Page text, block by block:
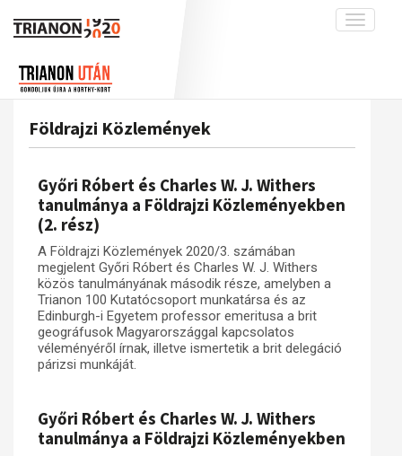
Toggle
interpretációk
A békerendszer megszilárdulása
Munkatársaink
Galéria
Emlékművek (feltöltés alatt)
Menekültek
Visszhang
Publikációk
Kapcsolat
Trianon-kommentár
Műhelymunkák
Földrajzi Közlemények
Győri Róbert és Charles W. J. Withers
tanulmánya a Földrajzi Közleményekben
(2. rész)
A Földrajzi Közlemények 2020/3. számában
megjelent Győri Róbert és Charles W. J. Withers
közös tanulmányának második része, amelyben a
Trianon 100 Kutatócsoport munkatársa és az
Edinburgh-i Egyetem professor emeritusa a brit
geográfusok Magyarországgal kapcsolatos
véleményéről írnak, illetve ismertetik a brit delegáció
párizsi munkáját.
Győri Róbert és Charles W. J. Withers
tanulmánya a Földrajzi Közleményekben